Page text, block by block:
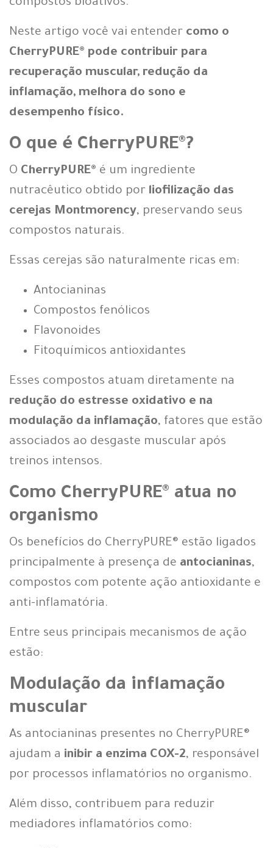
compostos bioativos.
Neste artigo você vai entender como o
CherryPURE® pode contribuir para
recuperação muscular, redução da
inflamação, melhora do sono e
desempenho físico.
O que é CherryPURE®?
O CherryPURE® é um ingrediente
nutracêutico obtido por liofilização das
cerejas Montmorency, preservando seus
compostos naturais.
Essas cerejas são naturalmente ricas em:
Antocianinas
Compostos fenólicos
Flavonoides
Fitoquímicos antioxidantes
Esses compostos atuam diretamente na
redução do estresse oxidativo e na
modulação da inflamação, fatores que estão
associados ao desgaste muscular após
treinos intensos.
Como CherryPURE® atua no
organismo
Os benefícios do CherryPURE® estão ligados
principalmente à presença de antocianinas,
compostos com potente ação antioxidante e
anti-inflamatória.
Entre seus principais mecanismos de ação
estão:
Modulação da inflamação
muscular
As antocianinas presentes no CherryPURE®
ajudam a inibir a enzima COX-2, responsável
por processos inflamatórios no organismo.
Além disso, contribuem para reduzir
mediadores inflamatórios como: